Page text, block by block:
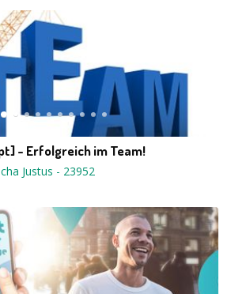
- Erfolgreich im Team!
Justus - 23952